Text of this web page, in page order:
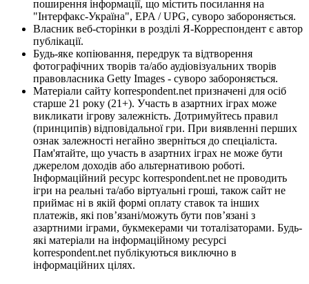
поширення інформації, що містить посилання на
"Інтерфакс-Україна", EPA / UPG, суворо забороняється.
Власник веб-сторінки в розділі Я-Корреспондент є автор
публікації.
Будь-яке копіювання, передрук та відтворення
фотографічних творів та/або аудіовізуальних творів
правовласника Getty Images - суворо забороняється.
Матеріали сайту korrespondent.net призначені для осіб
старше 21 року (21+). Участь в азартних іграх може
викликати ігрову залежність. Дотримуйтесь правил
(принципів) відповідальної гри. При виявленні перших
ознак залежності негайно зверніться до спеціаліста.
Пам'ятайте, що участь в азартних іграх не може бути
джерелом доходів або альтернативою роботі.
Інформаційний ресурс korrespondent.net не проводить
ігри на реальні та/або віртуальні гроші, також сайт не
приймає ні в якій формі оплату ставок та інших
платежів, які пов’язані/можуть бути пов’язані з
азартними іграми, букмекерами чи тоталізаторами. Будь-
які матеріали на інформаційному ресурсі
korrespondent.net публікуються виключно в
інформаційних цілях.